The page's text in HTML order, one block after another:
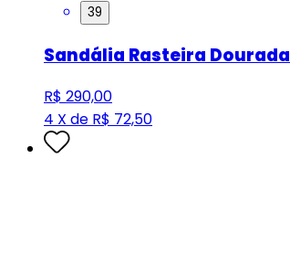
39
Sandália Rasteira Dourada
R$ 290,00
4 X de R$ 72,50